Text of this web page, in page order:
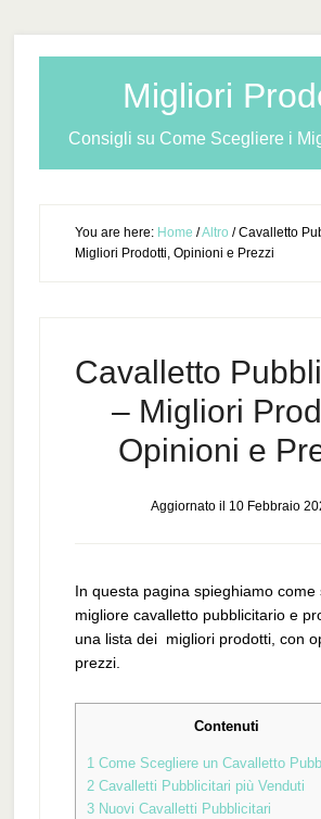
Migliori
Consigli su Come Scegliere i
You are here: Home /Altro /Cavalletto
Migliori Prodotti, Opinioni e Prezzi
Cavalletto
– Migliori
Opinioni e
Aggiornato il 10 Febbraio
In questa pagina spieghiamo come
migliore cavalletto pubblicitario e
una lista dei migliori prodotti, con
prezzi.
Contenuti
1Come Scegliere un Cavalletto
2Cavalletti Pubblicitari più Venduti
3Nuovi Cavalletti Pubblicitari